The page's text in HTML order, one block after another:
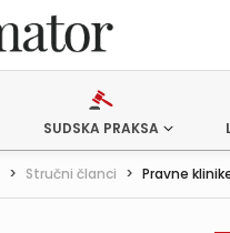
SUDSKA PRAKSA
> Stručni članci > Pravne